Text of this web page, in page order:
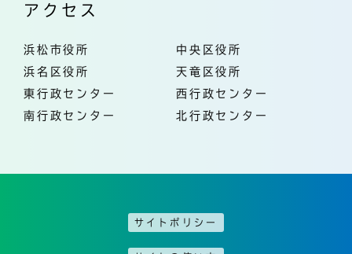
アクセス
浜松市役所
中央区役所
浜名区役所
天竜区役所
東行政センター
西行政センター
南行政センター
北行政センター
サイトポリシー